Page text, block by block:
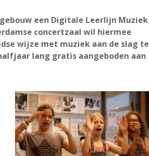
een Digitale Leerlijn Muziek
concertzaal wil hiermee
wijze met muziek aan de slag te
lang gratis aangeboden aan